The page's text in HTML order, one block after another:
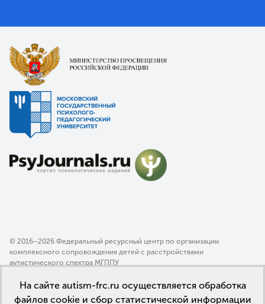
© 2016–2026 Федеральный ресурсный центр по организации
комплексного сопровождения детей с расстройствами
аутистического спектра МГППУ
Политика конфиденциальности
Пользовательское соглашение
На сайте autism-frc.ru осуществляется обработка
файлов cookie и сбор статистической информации